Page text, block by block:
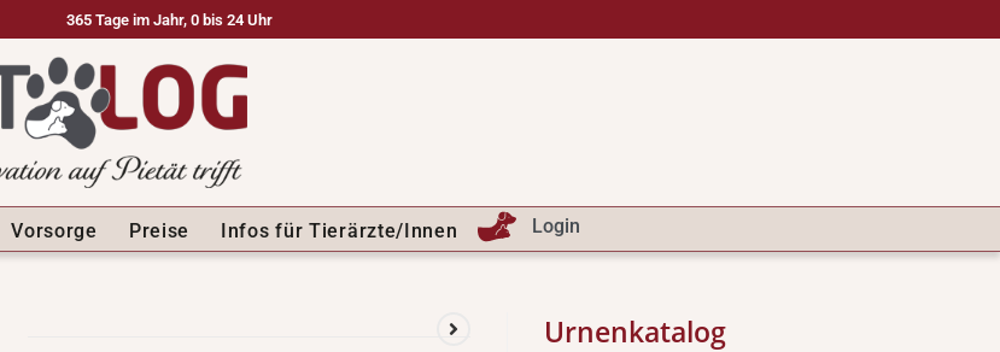
365 Tage im Jahr, 0 bis 24 Uhr
Vorsorge Preise Infos für Tierärzte/Innen Login
Urnenkatalog